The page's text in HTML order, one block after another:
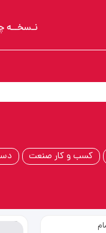
نـسخــه
کسب و کار صنعت